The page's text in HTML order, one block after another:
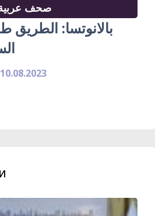
صحف
بالانوتسا:
10.08.2023